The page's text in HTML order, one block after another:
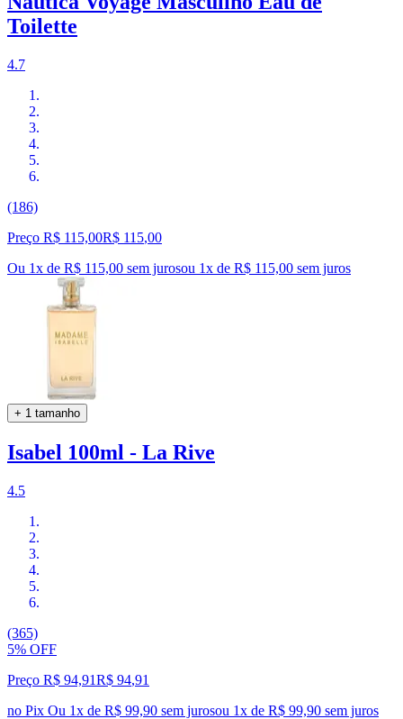
Toilette
4.7
(186)
Preço R$ 115,00R$ 115,00
Ou 1x de R$ 115,00 sem jurosou 1x de R$ 115,00 sem juros
+ 1 tamanho
Isabel 100ml - La Rive
4.5
(365)
5% OFF
Preço R$ 94,91R$ 94,91
no Pix Ou 1x de R$ 99,90 sem jurosou 1x de R$ 99,90 sem juros